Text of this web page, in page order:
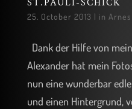
ST.PAULI-SCHICK
25. October 2013 | in
Dank der Hilfe von
Alexander hat mein
nun eine wunderbar
und einen Hintergrund,